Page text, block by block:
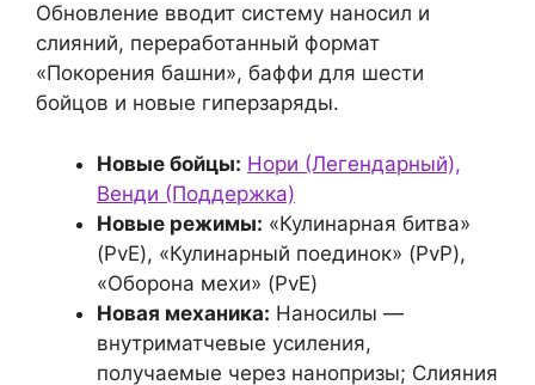
Обновление вводит систему наносил и
слияний, переработанный формат
«Покорения башни», баффи для шести
бойцов и новые гиперзаряды.
Новые бойцы: Нори (Легендарный),
Венди (Поддержка)
Новые режимы: «Кулинарная битва»
(PvE), «Кулинарный поединок» (PvP),
«Оборона мехи» (PvE)
Новая механика: Наносилы —
внутриматчевые усиления,
получаемые через нанопризы; Слияния